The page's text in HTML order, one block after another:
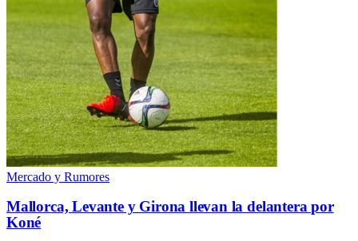
Mercado y Rumores
Mallorca, Levante y Girona llevan la delantera por
Koné